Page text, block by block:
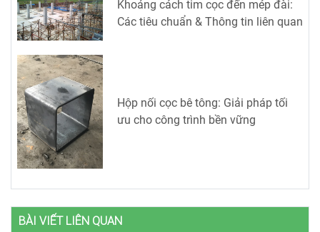
Khoảng cách tim cọc đến mép đài:
Các tiêu chuẩn & Thông tin liên quan
Hộp nối cọc bê tông: Giải pháp tối
ưu cho công trình bền vững
BÀI VIẾT LIÊN QUAN